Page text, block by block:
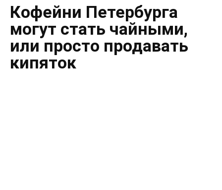
Кофейни Петербурга
могут стать чайными,
или просто продавать
кипяток